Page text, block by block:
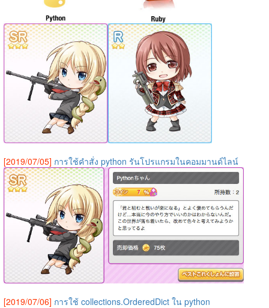
[2019/07/05] การใช้คำสั่ง python รันโปรแกรมในคอมมานด์ไลน์
[2019/07/06] การใช้ collections.OrderedDict ใน python